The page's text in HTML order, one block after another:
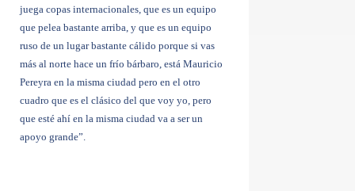
juega copas internacionales, que es un equipo
que pelea bastante arriba, y que es un equipo
ruso de un lugar bastante cálido porque si vas
más al norte hace un frío bárbaro, está Mauricio
Pereyra en la misma ciudad pero en el otro
cuadro que es el clásico del que voy yo, pero
que esté ahí en la misma ciudad va a ser un
apoyo grande”.